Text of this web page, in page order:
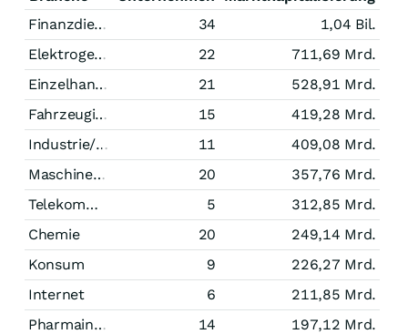
Finanzdienstleistungen
34
1,04 Bil.
Elektrogeräte
22
711,69 Mrd.
Einzelhandel
21
528,91 Mrd.
Fahrzeugindustrie
15
419,28 Mrd.
Industrie/Mischkonzerne
11
409,08 Mrd.
Maschinenbau
20
357,76 Mrd.
Telekommunikation
5
312,85 Mrd.
Chemie
20
249,14 Mrd.
Konsum
9
226,27 Mrd.
Internet
6
211,85 Mrd.
Pharmaindustrie
14
197,12 Mrd.